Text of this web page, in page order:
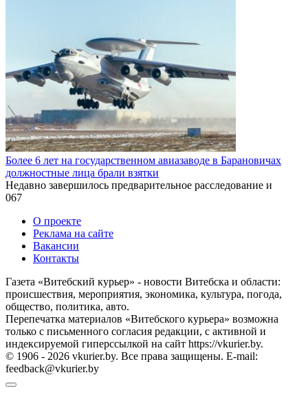
Более 6 лет на государственном авиазаводе в Барановичах
должностные лица брали взятки
Недавно завершилось предварительное расследование и
067
О проекте
Реклама на сайте
Вакансии
Контакты
Газета «Витебский курьер» - новости Витебска и области:
происшествия, мероприятия, экономика, культура, погода,
общество, политика, авто.
Перепечатка материалов «Витебского курьера» возможна
только с письменного согласия редакции, с активной и
индексируемой гиперссылкой на сайт https://vkurier.by.
© 1906 - 2026 vkurier.by. Все права защищены. E-mail:
feedback@vkurier.by